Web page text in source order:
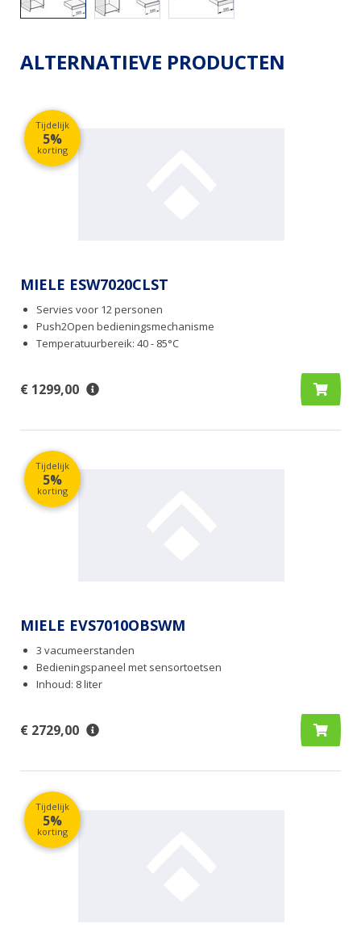
ALTERNATIEVE PRODUCTEN
Tijdelijk
5%
korting
MIELE ESW7020CLST
Servies voor 12 personen
Push2Open bedieningsmechanisme
Temperatuurbereik: 40 - 85°C
€ 1299,00
Tijdelijk
5%
korting
MIELE EVS7010OBSWM
3 vacumeerstanden
Bedieningspaneel met sensortoetsen
Inhoud: 8 liter
€ 2729,00
Tijdelijk
5%
korting